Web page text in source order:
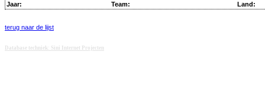
Jaar: Team: Land:
terug naar de lijst
Database techniek: Sini Internet Projecten